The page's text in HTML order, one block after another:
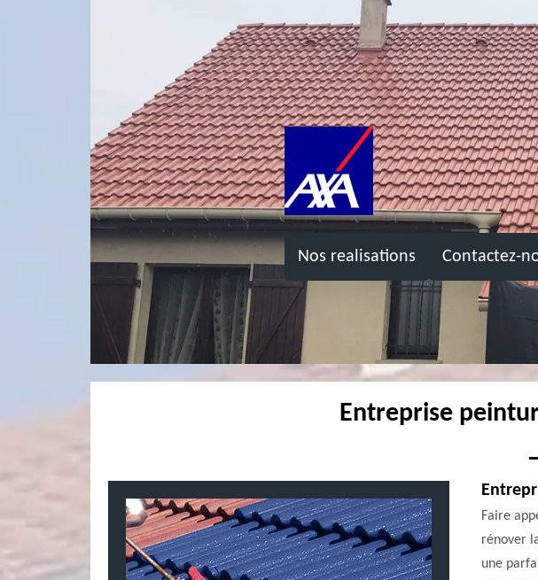
Nos realisations Contactez-
Entreprise
Faire
rénover
une